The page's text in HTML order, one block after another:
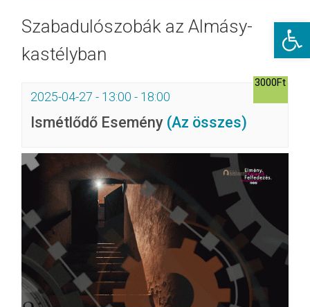
Szabadulószobák az Almásy-
kastélyban
2025-04-27 - 13:00 - 18:00
Ismétlődő Esemény (Az összes)
3000Ft